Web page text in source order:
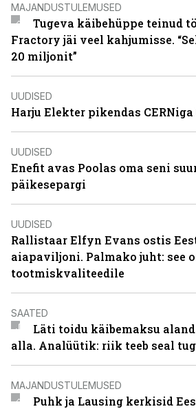
MAJANDUSTULEMUSED
Tugeva käibehüppe teinud
Fractory jäi veel kahjumisse.
20 miljonit”
UUDISED
Harju Elekter pikendas
UUDISED
Enefit avas Poolas oma seni
päikesepargi
UUDISED
Rallistaar Elfyn Evans ostis
aiapaviljoni. Palmako juht: see
tootmiskvaliteedile
SAATED
Läti toidu käibemaksu
alla. Analüütik: riik teeb seal
MAJANDUSTULEMUSED
Puhk ja Lausing kerkisid